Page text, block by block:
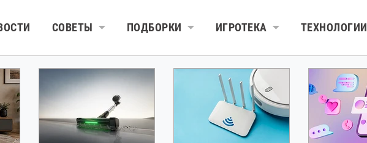
СОВЕТЫ ПОДБОРКИ ИГРОТЕКА ТЕХНОЛОГИИ